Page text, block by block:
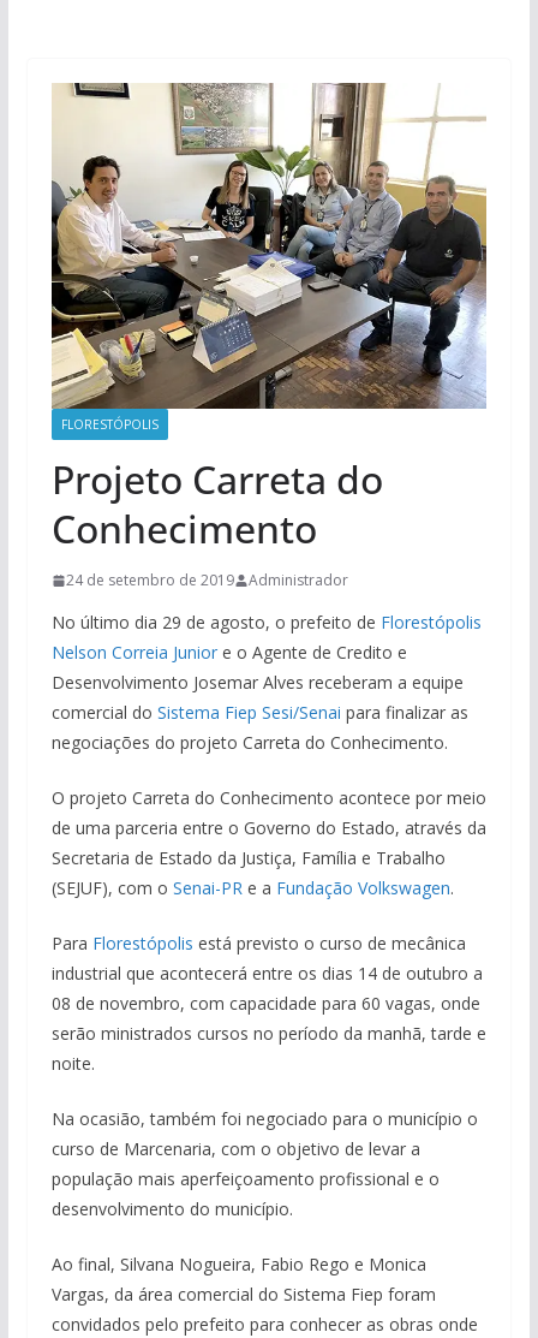
FLORESTÓPOLIS
Projeto Carreta do
Conhecimento
24 de setembro de 2019 Administrador
No último dia 29 de agosto, o prefeito de Florestópolis
Nelson Correia Junior e o Agente de Credito e
Desenvolvimento Josemar Alves receberam a equipe
comercial do Sistema Fiep Sesi/Senai para finalizar as
negociações do projeto Carreta do Conhecimento.
O projeto Carreta do Conhecimento acontece por meio
de uma parceria entre o Governo do Estado, através da
Secretaria de Estado da Justiça, Família e Trabalho
(SEJUF), com o Senai-PRe a Fundação Volkswagen.
Para Florestópolis está previsto o curso de mecânica
industrial que acontecerá entre os dias 14 de outubro a
08 de novembro, com capacidade para 60 vagas, onde
serão ministrados cursos no período da manhã, tarde e
noite.
Na ocasião, também foi negociado para o município o
curso de Marcenaria, com o objetivo de levar a
população mais aperfeiçoamento profissional e o
desenvolvimento do município.
Ao final, Silvana Nogueira, Fabio Rego e Monica
Vargas, da área comercial do Sistema Fiep foram
convidados pelo prefeito para conhecer as obras onde